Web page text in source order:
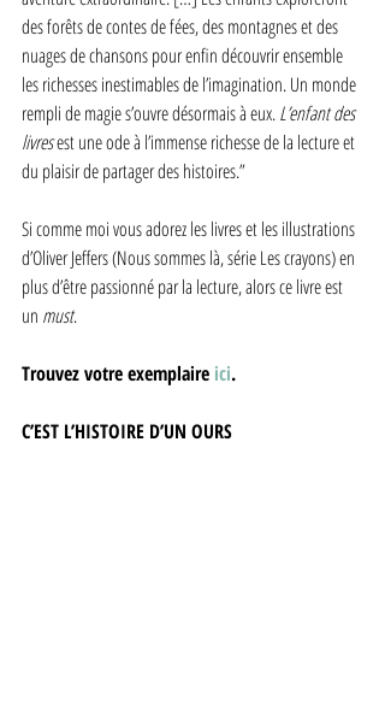
des forêts de contes de fées, des montagnes et des
nuages de chansons pour enfin découvrir ensemble
les richesses inestimables de l’imagination. Un monde
rempli de magie s’ouvre désormais à eux. L’enfant des
livres est une ode à l’immense richesse de la lecture et
du plaisir de partager des histoires.”
Si comme moi vous adorez les livres et les illustrations
d’Oliver Jeffers (Nous sommes là, série Les crayons) en
plus d’être passionné par la lecture, alors ce livre est
un must.
Trouvez votre exemplaire ici.
C’EST L’HISTOIRE D’UN OURS